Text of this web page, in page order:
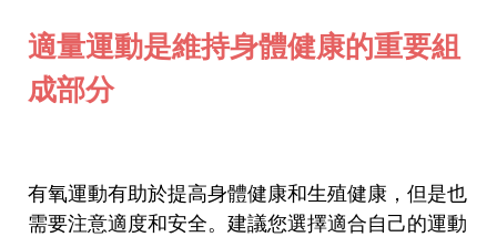
適量運動是維持身體健康的重要組
成部分
有氧運動有助於提高身體健康和生殖健康，但是也
需要注意適度和安全。建議您選擇適合自己的運動